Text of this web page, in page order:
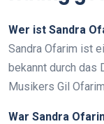
Wer ist Sandra
Sandra Ofarim ist
bekannt durch das
Musikers Gil
War Sandra